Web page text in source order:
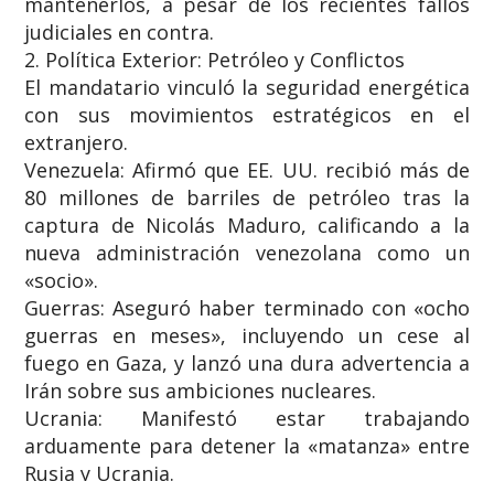
judiciales en contra.
​2. Política Exterior: Petróleo y Conflictos
​El mandatario vinculó la seguridad energética
con sus movimientos estratégicos en el
extranjero.
​Venezuela: Afirmó que EE. UU. recibió más de
80 millones de barriles de petróleo tras la
captura de Nicolás Maduro, calificando a la
nueva administración venezolana como un
«socio».
​Guerras: Aseguró haber terminado con «ocho
guerras en meses», incluyendo un cese al
fuego en Gaza, y lanzó una dura advertencia a
Irán sobre sus ambiciones nucleares.
​Ucrania: Manifestó estar trabajando
arduamente para detener la «matanza» entre
Rusia y Ucrania.